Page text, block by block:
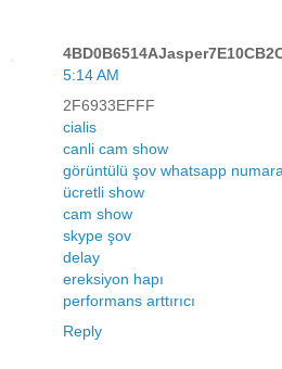
5:14 AM
2F6933EFFF
cialis
canli cam show
görüntülü şov whatsapp
ücretli show
cam show
skype şov
delay
ereksiyon hapı
performans arttırıcı
Reply